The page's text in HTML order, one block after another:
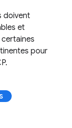
doivent
et
pour